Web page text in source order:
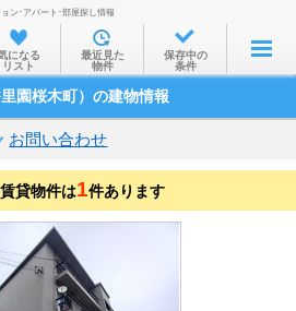
お部屋を探す
沿線・駅から
住所から
家賃相場から
通勤通学時間から
物件特集から
不動産会社から
ン･アパート･部屋探し情報
になる
リスト
最近見た
物件
保存中の
条件
園桜木町）の建物情報
お問い合わせ
貸物件は1件あります